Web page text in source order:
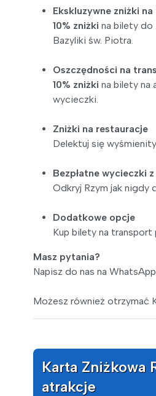
Ekskluzywne zniżki
10% zniżki na bilety do
Bazyliki św. Piotra.
Oszczędności na
10% zniżki na bilety na
wycieczki.
Zniżki na restauracje
Delektuj się
Bezpłatne wycieczki
Odkryj Rzym jak nigdy
Dodatkowe opcje
Kup bilety na transport
Masz pytania?
Napisz do nas na
Możesz również otrzymać
Karta Zniżkowa
atrakcje